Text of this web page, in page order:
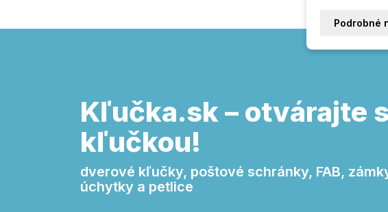
Kľučka.sk – otvárajte
kľučkou!
dverové kľučky, poštové schránky, FAB,
úchytky a petlice
Podrobné